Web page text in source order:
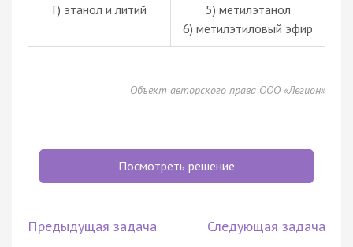
Г) этанол и литий
5) метилэтанол
6) метилэтиловый эфир
Объект авторского права ООО «Легион»
Посмотреть решение
Предыдущая задача Следующая задача